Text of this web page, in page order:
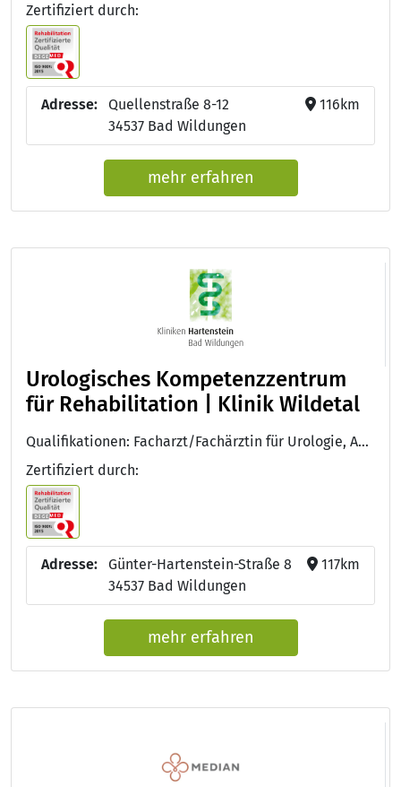
Zertifiziert durch:
Adresse:
Quellenstraße 8-12
34537 Bad Wildungen
116km
mehr erfahren
Urologisches Kompetenzzentrum
für Rehabilitation | Klinik Wildetal
Qualifikationen: Facharzt/Fachärztin für Urologie, Approbation als Arzt/Ärztin, Facharzt/Fachärztin für Innere Medizin, DEGEMED
Zertifiziert durch:
Adresse:
Günter-Hartenstein-Straße 8
34537 Bad Wildungen
117km
mehr erfahren